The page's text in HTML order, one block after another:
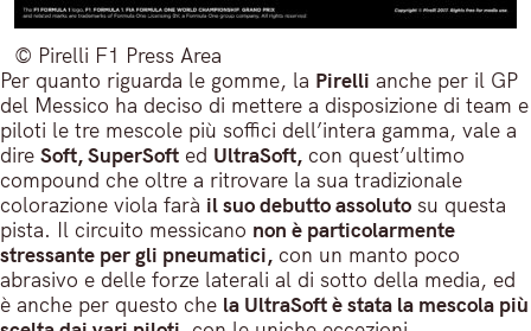
© Pirelli F1 Press Area
Per quanto riguarda le gomme, la Pirelli anche per il GP
del Messico ha deciso di mettere a disposizione di team e
piloti le tre mescole più soffici dell’intera gamma, vale a
dire Soft, SuperSoft ed UltraSoft, con quest’ultimo
compound che oltre a ritrovare la sua tradizionale
colorazione viola farà il suo debutto assoluto su questa
pista. Il circuito messicano non è particolarmente
stressante per gli pneumatici, con un manto poco
abrasivo e delle forze laterali al di sotto della media, ed
è anche per questo che la UltraSoft è stata la mescola più